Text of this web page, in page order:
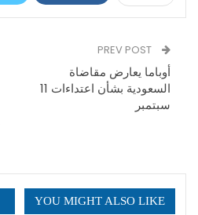
أوباما يعارض مقاضاة
السعودية بشأن اعتداءات 11
سبتمبر
YOU MIGHT ALSO LIKE